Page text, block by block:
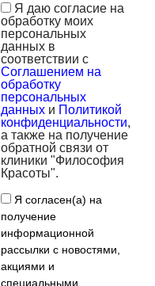
Я даю согласие на
обработку моих
персональных
данных в
соответствии с
Соглашением на
обработку
персональных
данных и Политикой
конфиденциальности,
а также на получение
обратной связи от
клиники "Философия
Красоты".
Я согласен(а) на
получение
информационной
рассылки с новостями,
акциями и
специальными